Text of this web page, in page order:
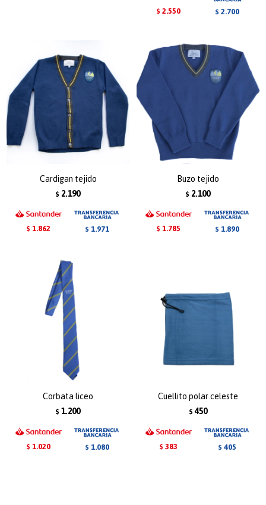
$ 2.550 $ 2.700
Cardigan tejido
$ 2.190
$ 1.862 $ 1.971
Buzo tejido
$ 2.100
$ 1.785 $ 1.890
Corbata liceo
$ 1.200
$ 1.020 $ 1.080
Cuellito polar celeste
$ 450
$ 383 $ 405